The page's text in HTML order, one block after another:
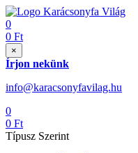
0
0 Ft
×
Írjon nekünk
info@karacsonyfavilag.hu
0
0 Ft
Típusz Szerint